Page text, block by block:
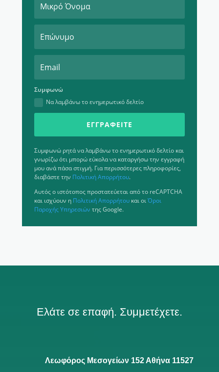
Συμφωνώ
Να λαμβάνω το ενημερωτικό δελτίο
ΕΓΓΡΑΦΕΊΤΕ
Συμφωνώ ρητά να λαμβάνω το ενημερωτικό δελτίο και
γνωρίζω ότι μπορώ εύκολα να καταργήσω την εγγραφή
μου ανά πάσα στιγμή. Για περισσότερες πληροφορίες,
διαβάστε την Πολιτική Απορρήτου.
Αυτός ο ιστότοπος προστατεύεται από το reCAPTCHA
και ισχύουν η Πολιτική Απορρήτουκαι οιΌροι
Παροχής Υπηρεσιών της Google.
Ελάτε σε επαφή. Συμμετέχετε.
Λεωφόρος Μεσογείων 152 Αθήνα 11527